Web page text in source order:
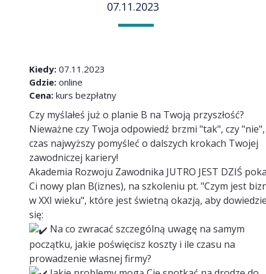
07.11.2023
Kiedy: 07.11.2023
Gdzie: online
Cena: kurs bezpłatny
Czy myślałeś już o planie B na Twoją przyszłość?
Nieważne czy Twoja odpowiedź brzmi "tak", czy "nie",
czas najwyższy pomyśleć o dalszych krokach Twojej
zawodniczej kariery!
Akademia Rozwoju Zawodnika JUTRO JEST DZIŚ
Ci nowy plan B(iznes), na szkoleniu pt. "Czym jest
w XXI wieku", które jest świetną okazją, aby
się:
Na co zwracać szczególną uwagę na samym
początku, jakie poświęcisz koszty i ile czasu na
prowadzenie własnej firmy?